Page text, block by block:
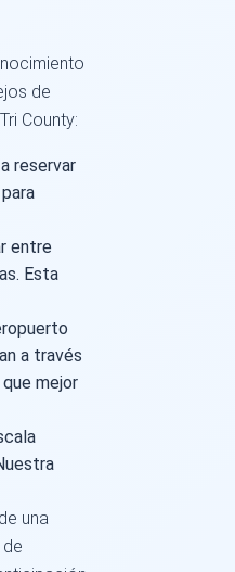
de
County:
reservar
entre
Esta
a través
mejor
una